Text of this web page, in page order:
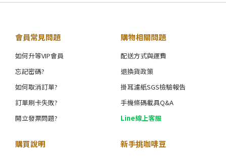
會員常見問題
如何升等VIP會員
忘記密碼?
如何取消訂單?
訂單刷卡失敗?
開立發票問題?
購物相關問題
配送方式與運費
退換貨政策
掛耳濾紙SGS檢驗報告
手機條碼載具Q&A
Line線上客服
購買說明 新手挑咖啡豆